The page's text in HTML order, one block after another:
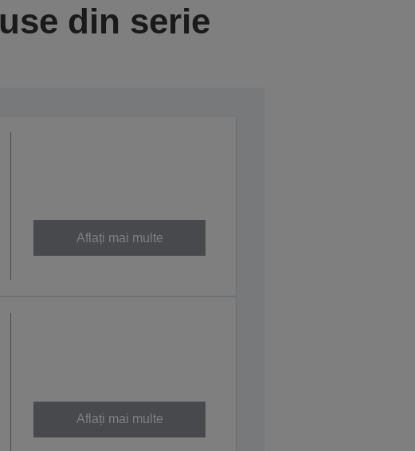
din serie
Aflați mai multe
Aflați mai multe